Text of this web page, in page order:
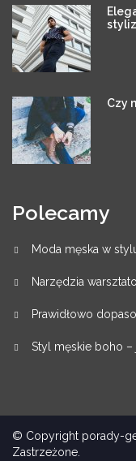
Czy
Polecamy
Moda męska w
Narzędzia
Prawidłowo
Styl męskie boho
© Copyright porady-
Zastrzeżone.